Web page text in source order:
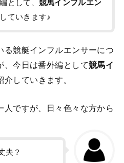
として、 競馬インフルエン
ていきます♪
る競艇インフルエンサーにつ
、今日は番外編として競馬イ
介していきます。
人ですが、日々色々な方から
夫？